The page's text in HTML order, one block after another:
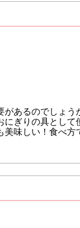
あるのでしょ
ぎりの具とし
味しい！食べ方